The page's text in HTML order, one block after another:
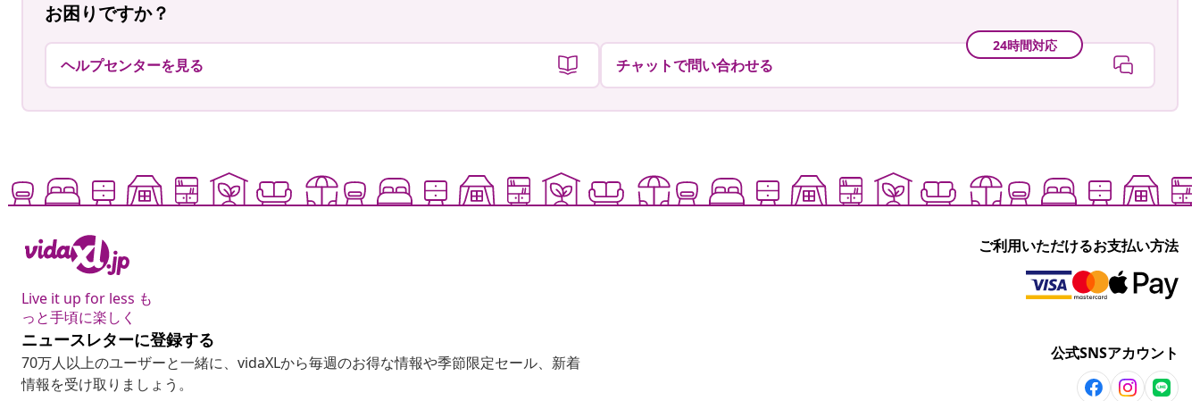
お困りですか？
ヘルプセンターを見る
24時間対応
チャットで問い合わせる
Live it up for less も
っと手頃に楽しく
ご利用いただけるお支払い方法
ニュースレターに登録する
70万人以上のユーザーと一緒に、vidaXLから毎週のお得な情報や季節限定セール、新着
情報を受け取りましょう。
公式SNSアカウント